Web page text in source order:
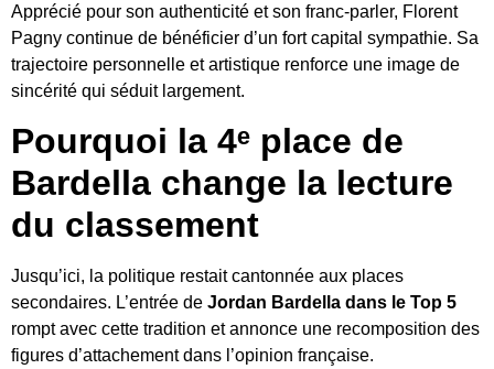
Apprécié pour son authenticité et son franc-parler, Florent
Pagny continue de bénéficier d’un fort capital sympathie. Sa
trajectoire personnelle et artistique renforce une image de
sincérité qui séduit largement.
Pourquoi la 4ᵉ place de
Bardella change la lecture
du classement
Jusqu’ici, la politique restait cantonnée aux places
secondaires. L’entrée de Jordan Bardella dans le Top 5
rompt avec cette tradition et annonce une recomposition des
figures d’attachement dans l’opinion française.